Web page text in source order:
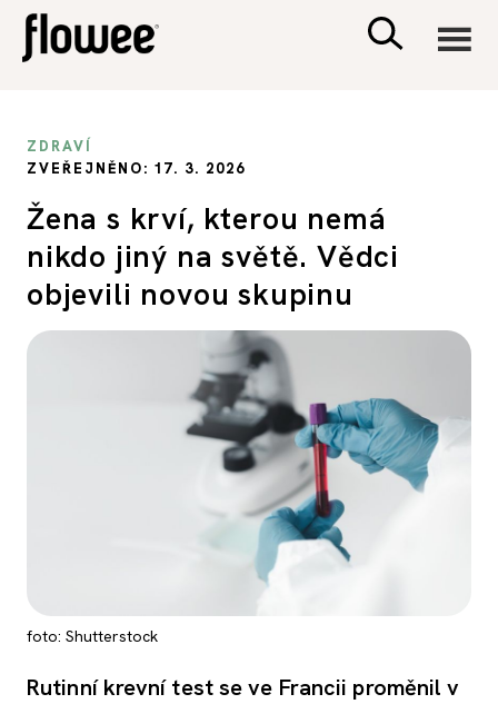
PSYCHOLOGIE
SEX A VZTAHY
PORADNA
ZDRAVÍ
ZVEŘEJNĚNO: 17. 3. 2026
Žena s krví, kterou nemá
nikdo jiný na světě. Vědci
objevili novou skupinu
foto: Shutterstock
Rutinní krevní test se ve Francii proměnil v